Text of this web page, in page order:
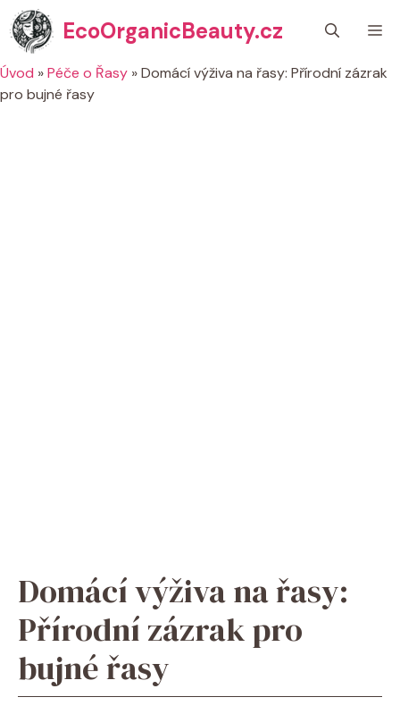
Přeskočit
na
obsah
EcoOrganicBeauty.cz
Úvod »Péče o Řasy »Domácí výživa na řasy: Přírodní zázrak
pro bujné řasy
Domácí výživa na řasy:
Přírodní zázrak pro
bujné řasy